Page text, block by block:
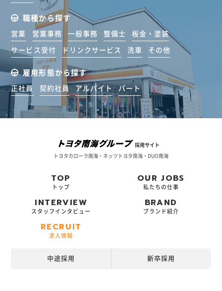
職種から探す
営業 営業事務 一般事務 整備士 板金・塗装
サービス受付 ドリンクサービス 洗車 その他
雇用形態から探す
正社員 契約社員 アルバイト パート
採用サイト
トヨタカローラ南海・ネッツトヨタ南海・DUO南海
TOP
トップ
OUR JOBS
私たちの仕事
INTERVIEW
スタッフインタビュー
BRAND
ブランド紹介
RECRUIT
求人情報
中途採用 新卒採用